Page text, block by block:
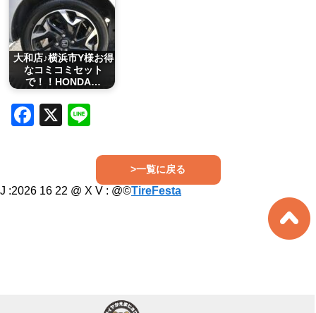
大和店♪横浜市Y様お得
なコミコミセット
で！！HONDA…
Facebook
X
>一覧に戻る
J :2026 16 22 @ X V : @©TireFesta